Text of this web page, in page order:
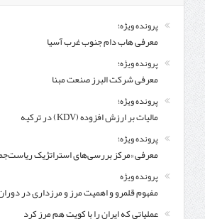
پرونده ویژه؛
معرفی هاب دام جنوب غرب آسیا
پرونده ویژه؛
معرفی شركت البرز صنعت مبنا
پرونده ویژه؛
مالیات بر ارزش افزوده (KDV) در ترکیه
پرونده ویژه؛
معرفی «مرکز بررسی‌های استراتژیک
پرونده ویژه
مفهوم قلمرو و اهمیت مرز و مرزداری در
عملیاتی که ایران را با کویت هم مرز کرد